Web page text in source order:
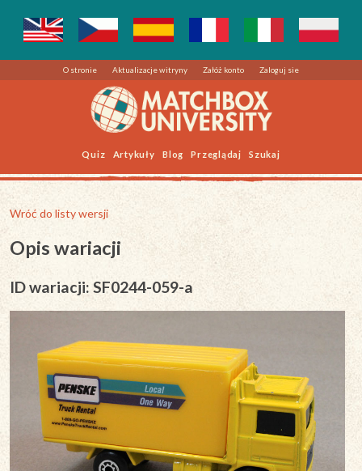
O stronie Aktualizacje witryny Załóż konto Zaloguj sie
Quiz Artykuły Blog Przeglądaj Szukaj
Wróć do listy wersji
Opis wariacji
ID wariacji: SF0244-059-a